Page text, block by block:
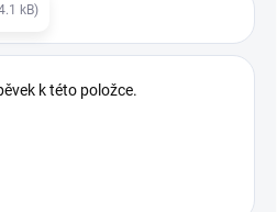
kB)
k této položce.